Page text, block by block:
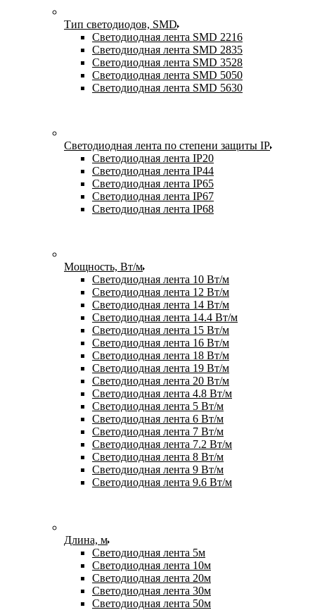
Тип светодиодов, SMD
Cветодиодная лента SMD 2216
Светодиодная лента SMD 2835
Светодиодная лента SMD 3528
Светодиодная лента SMD 5050
Светодиодная лента SMD 5630
Светодиодная лента по степени защиты IP
Светодиодная лента IP20
Светодиодная лента IP44
Светодиодная лента IP65
Светодиодная лента IP67
Светодиодная лента IP68
Мощность, Вт/м
Светодиодная лента 10 Вт/м
Светодиодная лента 12 Вт/м
Светодиодная лента 14 Вт/м
Светодиодная лента 14.4 Вт/м
Светодиодная лента 15 Вт/м
Светодиодная лента 16 Вт/м
Светодиодная лента 18 Вт/м
Светодиодная лента 19 Вт/м
Светодиодная лента 20 Вт/м
Светодиодная лента 4.8 Вт/м
Светодиодная лента 5 Вт/м
Светодиодная лента 6 Вт/м
Светодиодная лента 7 Вт/м
Светодиодная лента 7.2 Вт/м
Светодиодная лента 8 Вт/м
Светодиодная лента 9 Вт/м
Светодиодная лента 9.6 Вт/м
Длина, м
Светодиодная лента 5м
Светодиодная лента 10м
Светодиодная лента 20м
Светодиодная лента 30м
Светодиодная лента 50м